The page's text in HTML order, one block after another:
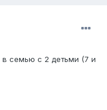
в семью с 2 детьми (7 и